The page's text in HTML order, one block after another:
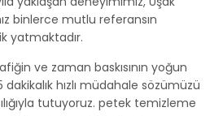
binlerce mutlu referansın
yatmaktadır.
ve zaman baskısının yoğun
hızlı müdahale sözümüzü
tutuyoruz. petek temizleme